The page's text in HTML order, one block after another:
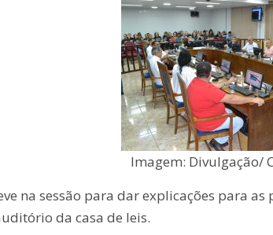
Imagem: Divulgação/
na sessão para dar explicações para
da casa de leis.